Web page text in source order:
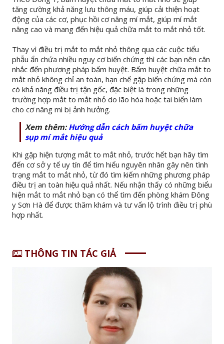
tăng cường khả năng lưu thông máu, giúp cải thiện hoạt
động của các cơ, phục hồi cơ nâng mí mắt, giúp mí mắt
nâng cao và mang đến hiệu quả chữa mắt to mắt nhỏ tốt.
Thay vì điều trị mắt to mắt nhỏ thông qua các cuộc tiểu
phẫu ẩn chứa nhiều nguy cơ biến chứng thì các bạn nên cân
nhắc đến phương pháp bấm huyệt. Bấm huyệt chữa mắt to
mắt nhỏ không chỉ an toàn, hạn chế gặp biến chứng mà còn
có khả năng điều trị tận gốc, đặc biệt là trong những
trường hợp mắt to mắt nhỏ do lão hóa hoặc tai biến làm
cho cơ nâng mi bị ảnh hưởng.
Xem thêm:Hướng dẫn cách bấm huyệt chữa
sụp mí mắt hiệu quả
Khi gặp hiện tượng mắt to mắt nhỏ, trước hết bạn hãy tìm
đến cơ sở y tế uy tín để tìm hiểu nguyên nhân gây nên tình
trạng mắt to mắt nhỏ, từ đó tìm kiếm những phương pháp
điều trị an toàn hiệu quả nhất. Nếu nhận thấy có những biểu
hiện mắt to mắt nhỏ bạn có thể tìm đến phòng khám Đông
y Sơn Hà để được thăm khám và tư vấn lộ trình điều trị phù
hợp nhất.
THÔNG TIN TÁC GIẢ